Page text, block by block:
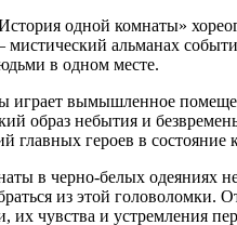
одной комнаты»
мистический альманах
в одном месте.
играет вымышленное
образ небытия и
главных героев в состояние
в черно-белых одеяниях
из этой головоломки.
их чувства и устремления